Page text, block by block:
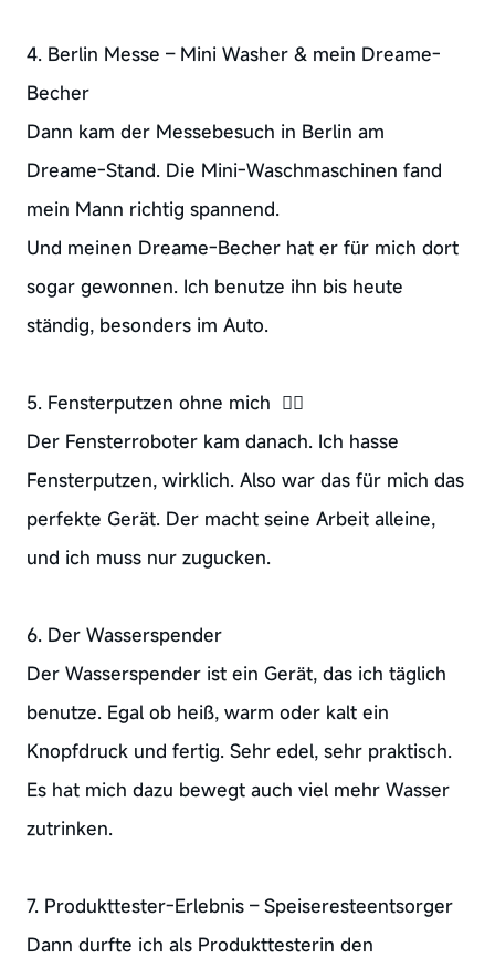
4. Berlin Messe – Mini Washer & mein Dreame-
Becher
Dann kam der Messebesuch in Berlin am
Dreame-Stand. Die Mini-Waschmaschinen fand
mein Mann richtig spannend.
Und meinen Dreame-Becher hat er für mich dort
sogar gewonnen. Ich benutze ihn bis heute
ständig, besonders im Auto.
5. Fensterputzen ohne mich 🙅‍♀️
Der Fensterroboter kam danach. Ich hasse
Fensterputzen, wirklich. Also war das für mich das
perfekte Gerät. Der macht seine Arbeit alleine,
und ich muss nur zugucken.
6. Der Wasserspender
Der Wasserspender ist ein Gerät, das ich täglich
benutze. Egal ob heiß, warm oder kalt ein
Knopfdruck und fertig. Sehr edel, sehr praktisch.
Es hat mich dazu bewegt auch viel mehr Wasser
zutrinken.
7. Produkttester-Erlebnis – Speiseresteentsorger
Dann durfte ich als Produkttesterin den